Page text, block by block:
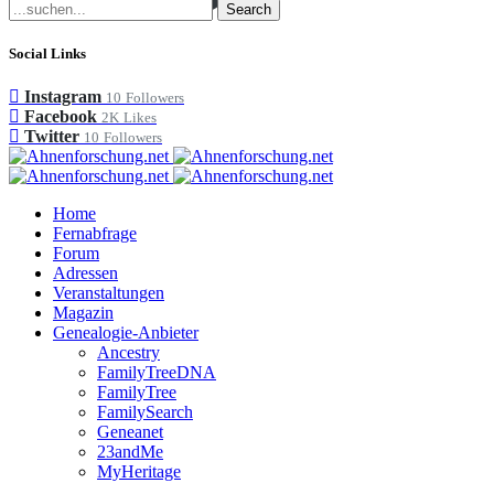
Search
Social Links
Instagram 10 Followers
Facebook 2K Likes
Twitter 10 Followers
Home
Fernabfrage
Forum
Adressen
Veranstaltungen
Magazin
Genealogie-Anbieter
Ancestry
FamilyTreeDNA
FamilyTree
FamilySearch
Geneanet
23andMe
MyHeritage